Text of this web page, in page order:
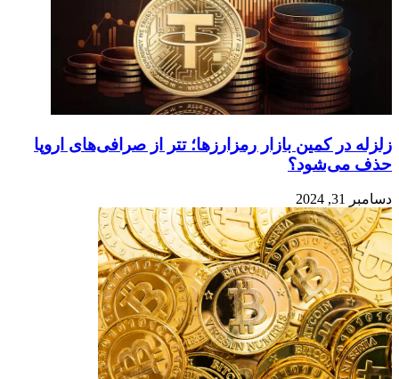
زلزله در کمین بازار رمزارزها؛ تتر از صرافی‌های اروپا
حذف می‌شود؟
دسامبر 31, 2024